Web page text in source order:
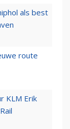
als best
route
KLM Erik